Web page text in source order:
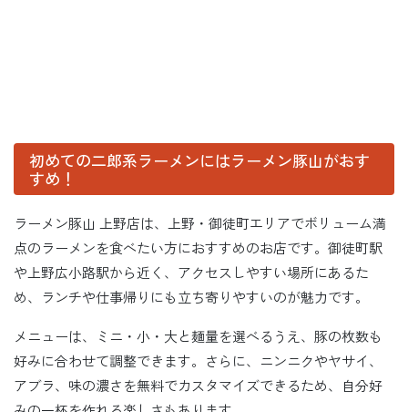
初めての二郎系ラーメンにはラーメン豚山がおす
すめ！
ラーメン豚山 上野店は、上野・御徒町エリアでボリューム満
点のラーメンを食べたい方におすすめのお店です。御徒町駅
や上野広小路駅から近く、アクセスしやすい場所にあるた
め、ランチや仕事帰りにも立ち寄りやすいのが魅力です。
メニューは、ミニ・小・大と麺量を選べるうえ、豚の枚数も
好みに合わせて調整できます。さらに、ニンニクやヤサイ、
アブラ、味の濃さを無料でカスタマイズできるため、自分好